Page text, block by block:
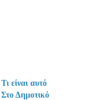
αυτό
Δημοτικό